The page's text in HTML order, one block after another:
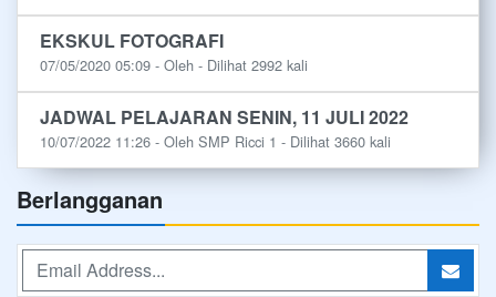
EKSKUL FOTOGRAFI
07/05/2020 05:09 - Oleh - Dilihat 2992 kali
JADWAL PELAJARAN SENIN, 11 JULI 2022
10/07/2022 11:26 - Oleh SMP Ricci 1 - Dilihat 3660 kali
Berlangganan